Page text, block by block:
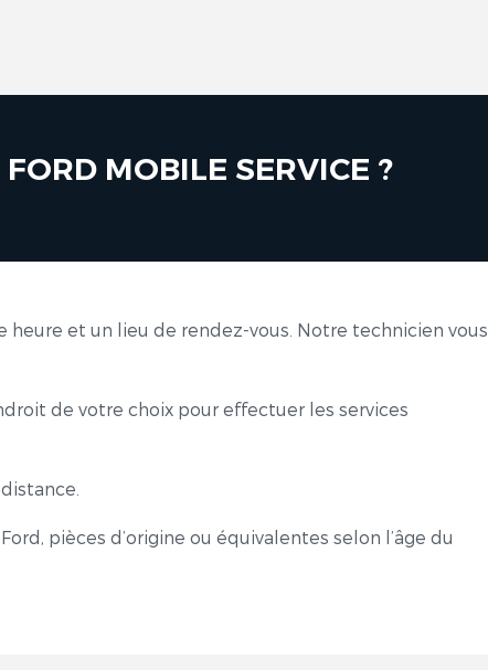
MOBILE SERVICE ?
heure et un lieu de rendez-vous. Notre technicien vous
de votre choix pour effectuer les services
pièces d’origine ou équivalentes selon l’âge du